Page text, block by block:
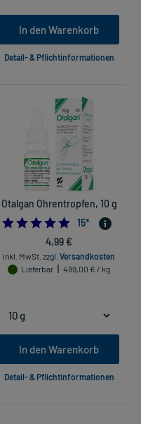
In den Warenkorb
Detail- & Pflichtinformationen
Otalgan Ohrentropfen, 10 g
15*
4,99 €
inkl. MwSt. zzgl. Versandkosten
Lieferbar
499,00 € / kg
In den Warenkorb
Detail- & Pflichtinformationen